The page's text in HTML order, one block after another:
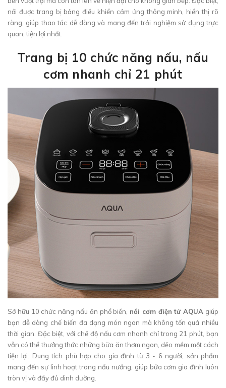
nồi được trang bị bảng điều khiển cảm ứng thông minh, hiển thị rõ
ràng, giúp thao tác dễ dàng và mang đến trải nghiệm sử dụng trực
quan, tiện lợi nhất.
Trang bị 10 chức năng nấu, nấu
cơm nhanh chỉ 21 phút
Sở hữu 10 chức năng nấu ăn phổ biến, nồi cơm điện tử AQUA giúp
bạn dễ dàng chế biến đa dạng món ngon mà không tốn quá nhiều
thời gian. Đặc biệt, với chế độ nấu cơm nhanh chỉ trong 21 phút, bạn
vẫn có thể thưởng thức những bữa ăn thơm ngon, dẻo mềm một cách
tiện lợi. Dung tích phù hợp cho gia đình từ 3 - 6 người, sản phẩm
mang đến sự linh hoạt trong nấu nướng, giúp bữa cơm gia đình luôn
tròn vị và đầy đủ dinh dưỡng.